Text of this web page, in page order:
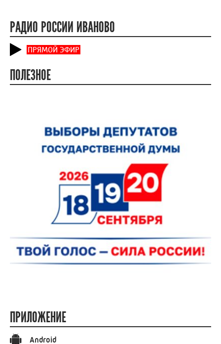
РАДИО РОССИИ ИВАНОВО
ПРЯМОЙ ЭФИР
ПОЛЕЗНОЕ
ПРИЛОЖЕНИЕ
Android